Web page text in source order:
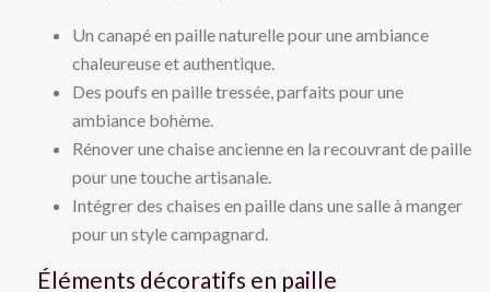
Un canapé en paille naturelle pour une ambiance
chaleureuse et authentique.
Des poufs en paille tressée, parfaits pour une
ambiance bohème.
Rénover une chaise ancienne en la recouvrant de paille
pour une touche artisanale.
Intégrer des chaises en paille dans une salle à manger
pour un style campagnard.
Éléments décoratifs en paille